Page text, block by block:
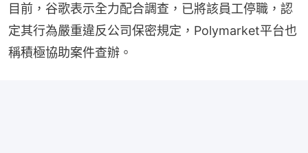
目前，谷歌表示全力配合調查，已將該員工停職，認
定其行為嚴重違反公司保密規定，Polymarket平台也
稱積極協助案件查辦。